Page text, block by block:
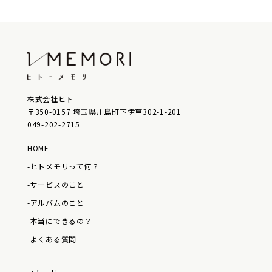
株式会社ヒト
〒350-0157 埼玉県川島町下伊草302-1-201
049-202-2715
HOME
-ヒトメモリって何？
-サービスのこと
-アルバムのこと
-本当にできるの？
-よくある質問